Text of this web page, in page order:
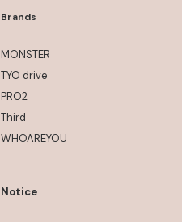
Brands
MONSTER
TYO drive
PRO2
Third
WHOAREYOU
Notice